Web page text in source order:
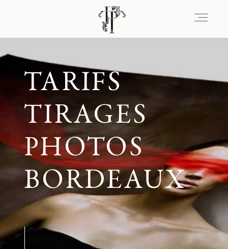
TARIFS
TIRAGES
PHOTOS
BORDEAUX
Portfolio
Lieux
Expérience
Journal